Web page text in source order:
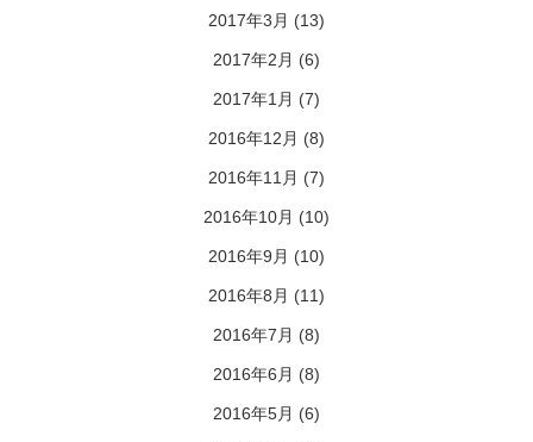
2017年3月 (13)
2017年2月 (6)
2017年1月 (7)
2016年12月 (8)
2016年11月 (7)
2016年10月 (10)
2016年9月 (10)
2016年8月 (11)
2016年7月 (8)
2016年6月 (8)
2016年5月 (6)